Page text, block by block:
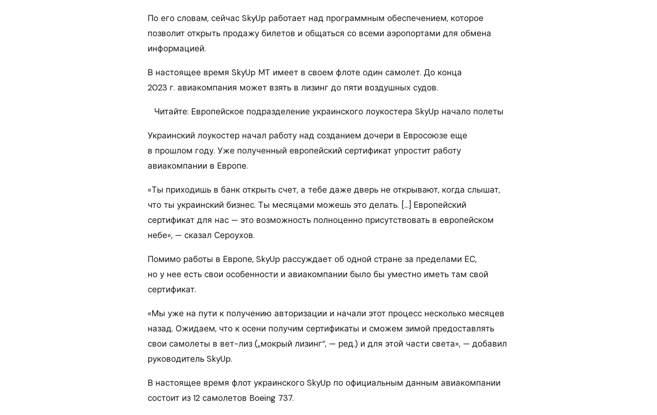
По его словам, сейчас SkyUp работает над программным обеспечением, которое
позволит открыть продажу билетов и общаться со всеми аэропортами для обмена
информацией.
В настоящее время SkyUp MT имеет в своем флоте один самолет. До конца
2023 г. авиакомпания может взять в лизинг до пяти воздушных судов.
Читайте: Европейское подразделение украинского лоукостера SkyUp начало полеты
Украинский лоукостер начал работу над созданием дочери в Евросоюзе еще
в прошлом году. Уже полученный европейский сертификат упростит работу
авиакомпании в Европе.
«Ты приходишь в банк открыть счет, а тебе даже дверь не открывают, когда слышат,
что ты украинский бизнес. Ты месяцами можешь это делать. […] Европейский
сертификат для нас — это возможность полноценно присутствовать в европейском
небе», — сказал Сероухов.
Помимо работы в Европе, SkyUp рассуждает об одной стране за пределами ЕС,
но у нее есть свои особенности и авиакомпании было бы уместно иметь там свой
сертификат.
«Мы уже на пути к получению авторизации и начали этот процесс несколько месяцев
назад. Ожидаем, что к осени получим сертификаты и сможем зимой предоставлять
свои самолеты в вет-лиз („мокрый лизинг“, — ред.) и для этой части света», — добавил
руководитель SkyUp.
В настоящее время флот украинского SkyUp по официальным данным авиакомпании
состоит из 12 самолетов Boeing 737.